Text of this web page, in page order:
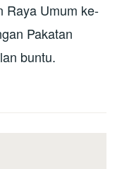
Raya Umum ke-
Pakatan
buntu.